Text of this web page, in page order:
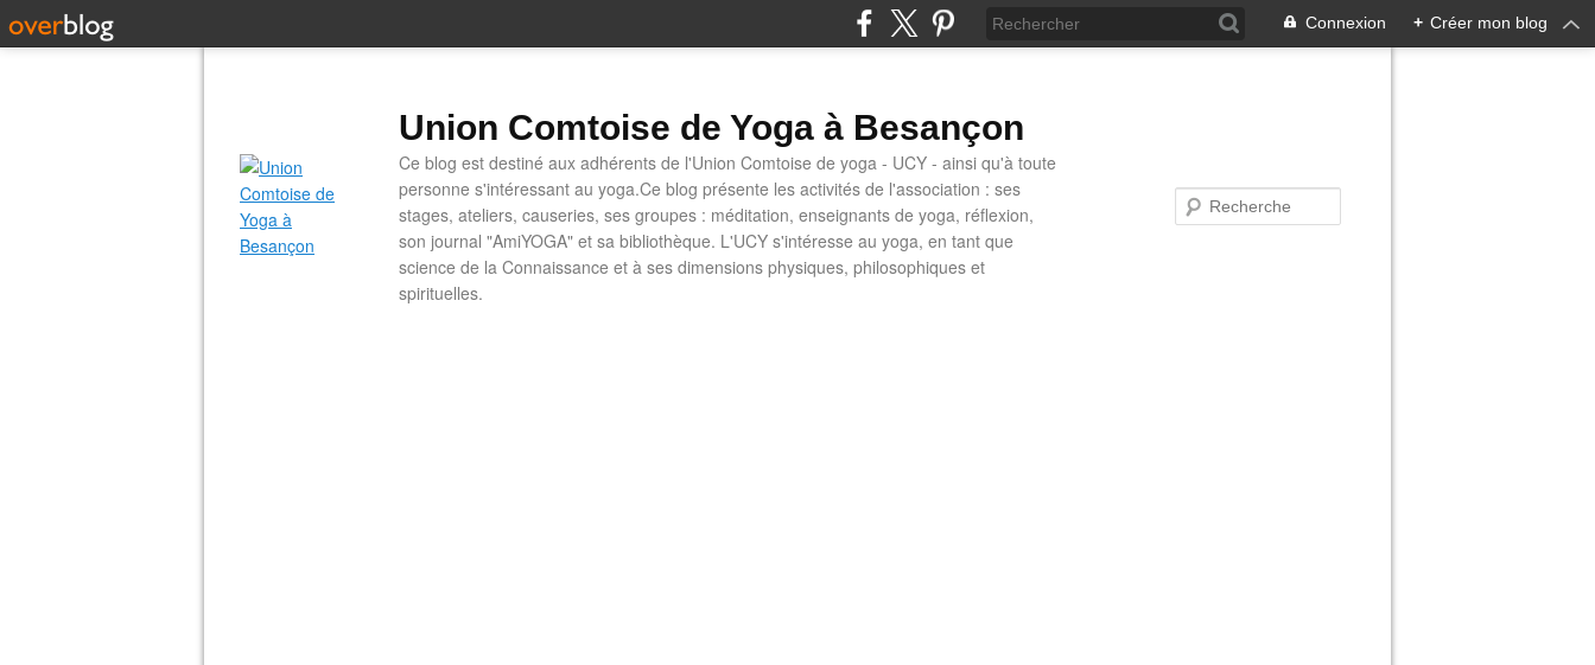
Connexion + Créer mon blog
Union Comtoise de Yoga à Besançon
Ce blog est destiné aux adhérents de l'Union Comtoise de yoga - UCY - ainsi qu'à toute
personne s'intéressant au yoga.Ce blog présente les activités de l'association : ses
stages, ateliers, causeries, ses groupes : méditation, enseignants de yoga, réflexion,
son journal "AmiYOGA" et sa bibliothèque. L'UCY s'intéresse au yoga, en tant que
science de la Connaissance et à ses dimensions physiques, philosophiques et
spirituelles.